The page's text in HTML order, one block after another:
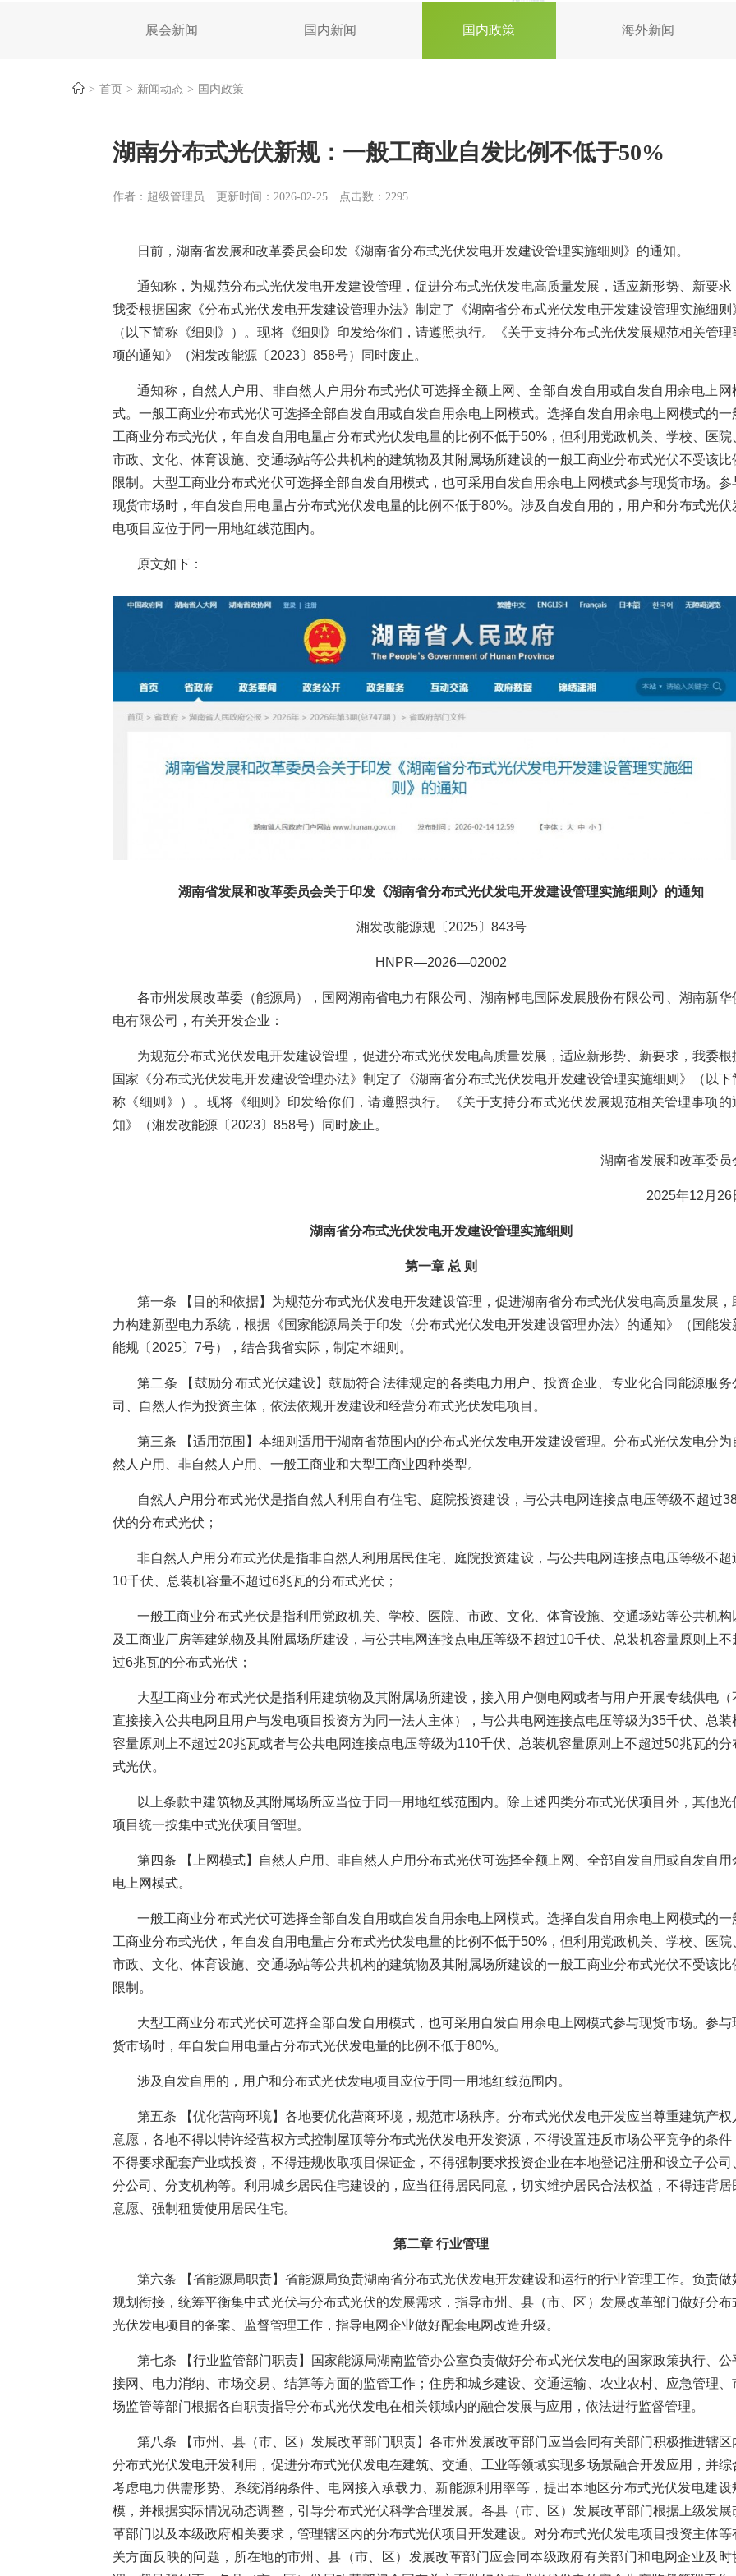
展会新闻 国内新闻 国内政策 海外新闻
首页 新闻动态 国内政策
湖南分布式光伏新规：一般工商业自发比例不低于50%
作者：超级管理员 更新时间：2026-02-25 点击数：2295
日前，湖南省发展和改革委员会印发《湖南省分布式光伏发电开发建设管理实施细则》的通知。
通知称，为规范分布式光伏发电开发建设管理，促进分布式光伏发电高质量发展，适应新形势、新要求
我委根据国家《分布式光伏发电开发建设管理办法》制定了《湖南省分布式光伏发电开发建设管理实施细则
（以下简称《细则》）。现将《细则》印发给你们，请遵照执行。《关于支持分布式光伏发展规范相关管理
项的通知》（湘发改能源〔2023〕858号）同时废止。
通知称，自然人户用、非自然人户用分布式光伏可选择全额上网、全部自发自用或自发自用余电上网
式。一般工商业分布式光伏可选择全部自发自用或自发自用余电上网模式。选择自发自用余电上网模式的一
工商业分布式光伏，年自发自用电量占分布式光伏发电量的比例不低于50%，但利用党政机关、学校、医院
市政、文化、体育设施、交通场站等公共机构的建筑物及其附属场所建设的一般工商业分布式光伏不受该比
限制。大型工商业分布式光伏可选择全部自发自用模式，也可采用自发自用余电上网模式参与现货市场。参
现货市场时，年自发自用电量占分布式光伏发电量的比例不低于80%。涉及自发自用的，用户和分布式光伏
电项目应位于同一用地红线范围内。
原文如下：
湖南省发展和改革委员会关于印发《湖南省分布式光伏发电开发建设管理实施细则》的通知
湘发改能源规〔2025〕843号
HNPR—2026—02002
各市州发展改革委（能源局），国网湖南省电力有限公司、湖南郴电国际发展股份有限公司、湖南新华
电有限公司，有关开发企业：
为规范分布式光伏发电开发建设管理，促进分布式光伏发电高质量发展，适应新形势、新要求，我委根
国家《分布式光伏发电开发建设管理办法》制定了《湖南省分布式光伏发电开发建设管理实施细则》（以下
称《细则》）。现将《细则》印发给你们，请遵照执行。《关于支持分布式光伏发展规范相关管理事项的
知》（湘发改能源〔2023〕858号）同时废止。
湖南省发展和改革委员
2025年12月26
湖南省分布式光伏发电开发建设管理实施细则
第一章 总 则
第一条 【目的和依据】为规范分布式光伏发电开发建设管理，促进湖南省分布式光伏发电高质量发展，
力构建新型电力系统，根据《国家能源局关于印发〈分布式光伏发电开发建设管理办法〉的通知》（国能发
能规〔2025〕7号），结合我省实际，制定本细则。
第二条 【鼓励分布式光伏建设】鼓励符合法律规定的各类电力用户、投资企业、专业化合同能源服务
司、自然人作为投资主体，依法依规开发建设和经营分布式光伏发电项目。
第三条 【适用范围】本细则适用于湖南省范围内的分布式光伏发电开发建设管理。分布式光伏发电分为
然人户用、非自然人户用、一般工商业和大型工商业四种类型。
自然人户用分布式光伏是指自然人利用自有住宅、庭院投资建设，与公共电网连接点电压等级不超过
伏的分布式光伏；
非自然人户用分布式光伏是指非自然人利用居民住宅、庭院投资建设，与公共电网连接点电压等级不超
10千伏、总装机容量不超过6兆瓦的分布式光伏；
一般工商业分布式光伏是指利用党政机关、学校、医院、市政、文化、体育设施、交通场站等公共机构
及工商业厂房等建筑物及其附属场所建设，与公共电网连接点电压等级不超过10千伏、总装机容量原则上不
过6兆瓦的分布式光伏；
大型工商业分布式光伏是指利用建筑物及其附属场所建设，接入用户侧电网或者与用户开展专线供电（
直接接入公共电网且用户与发电项目投资方为同一法人主体），与公共电网连接点电压等级为35千伏、总装
容量原则上不超过20兆瓦或者与公共电网连接点电压等级为110千伏、总装机容量原则上不超过50兆瓦的分
式光伏。
以上条款中建筑物及其附属场所应当位于同一用地红线范围内。除上述四类分布式光伏项目外，其他光
项目统一按集中式光伏项目管理。
第四条 【上网模式】自然人户用、非自然人户用分布式光伏可选择全额上网、全部自发自用或自发自用
电上网模式。
一般工商业分布式光伏可选择全部自发自用或自发自用余电上网模式。选择自发自用余电上网模式的一
工商业分布式光伏，年自发自用电量占分布式光伏发电量的比例不低于50%，但利用党政机关、学校、医院
市政、文化、体育设施、交通场站等公共机构的建筑物及其附属场所建设的一般工商业分布式光伏不受该比
限制。
大型工商业分布式光伏可选择全部自发自用模式，也可采用自发自用余电上网模式参与现货市场。参与
货市场时，年自发自用电量占分布式光伏发电量的比例不低于80%。
涉及自发自用的，用户和分布式光伏发电项目应位于同一用地红线范围内。
第五条 【优化营商环境】各地要优化营商环境，规范市场秩序。分布式光伏发电开发应当尊重建筑产权
意愿，各地不得以特许经营权方式控制屋顶等分布式光伏发电开发资源，不得设置违反市场公平竞争的条件
不得要求配套产业或投资，不得违规收取项目保证金，不得强制要求投资企业在本地登记注册和设立子公司
分公司、分支机构等。利用城乡居民住宅建设的，应当征得居民同意，切实维护居民合法权益，不得违背居
意愿、强制租赁使用居民住宅。
第二章 行业管理
第六条 【省能源局职责】省能源局负责湖南省分布式光伏发电开发建设和运行的行业管理工作。负责做
规划衔接，统筹平衡集中式光伏与分布式光伏的发展需求，指导市州、县（市、区）发展改革部门做好分布
光伏发电项目的备案、监督管理工作，指导电网企业做好配套电网改造升级。
第七条 【行业监管部门职责】国家能源局湖南监管办公室负责做好分布式光伏发电的国家政策执行、公
接网、电力消纳、市场交易、结算等方面的监管工作；住房和城乡建设、交通运输、农业农村、应急管理、
场监管等部门根据各自职责指导分布式光伏发电在相关领域内的融合发展与应用，依法进行监督管理。
第八条 【市州、县（市、区）发展改革部门职责】各市州发展改革部门应当会同有关部门积极推进辖区
分布式光伏发电开发利用，促进分布式光伏发电在建筑、交通、工业等领域实现多场景融合开发应用，并综
考虑电力供需形势、系统消纳条件、电网接入承载力、新能源利用率等，提出本地区分布式光伏发电建设
模，并根据实际情况动态调整，引导分布式光伏科学合理发展。各县（市、区）发展改革部门根据上级发展
革部门以及本级政府相关要求，管理辖区内的分布式光伏项目开发建设。对分布式光伏发电项目投资主体等
关方面反映的问题，所在地的市州、县（市、区）发展改革部门应会同本级政府有关部门和电网企业及时